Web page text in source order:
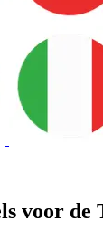
voor de